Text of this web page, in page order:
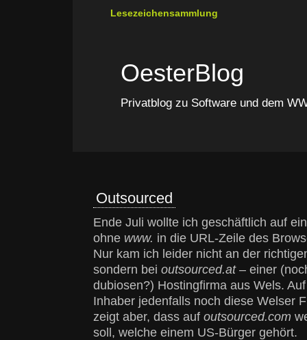
Lesezeichensammlung
OesterBlog
Privatblog zu Software und dem
Outsourced
Ende Juli wollte ich geschäftlich auf
ohne www. in die URL-Zeile des
Nur kam ich leider nicht an der
sondern bei outsourced.at– einer
dubiosen?) Hostingfirma aus Wels.
Inhaber jedenfalls noch diese Welser
zeigt aber, dass auf outsourced.com
soll, welche einem US-Bürger gehört.